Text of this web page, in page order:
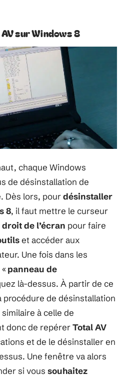
sur Windows 8
chaque Windows
de désinstallation de
Dès lors, pourdésinstaller
8, il faut mettre le curseur
de l’écran pour faire
et accéder aux
Une fois dans les
panneau de
là-dessus. À partir de ce
procédure de désinstallation
à celle de
donc de repérerTotal AV
et de le désinstaller en
Une fenêtre va alors
si vous souhaitez